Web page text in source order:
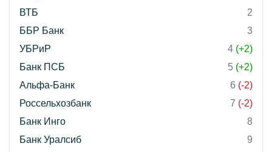
ВТБ
2
ББР Банк
3
УБРиР
4 (+2)
Банк ПСБ
5 (+2)
Альфа-Банк
6 (-2)
Россельхозбанк
7 (-2)
Банк Инго
8
Банк Уралсиб
9